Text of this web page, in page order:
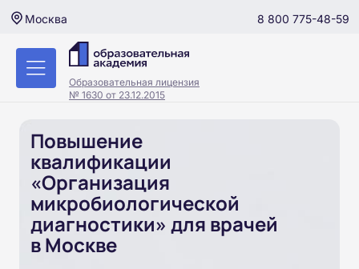
Москва 8 800 775-48-59
Образовательная лицензия
№ 1630 от 23.12.2015
Повышение
квалификации
«Организация
микробиологической
диагностики» для врачей
в Москве